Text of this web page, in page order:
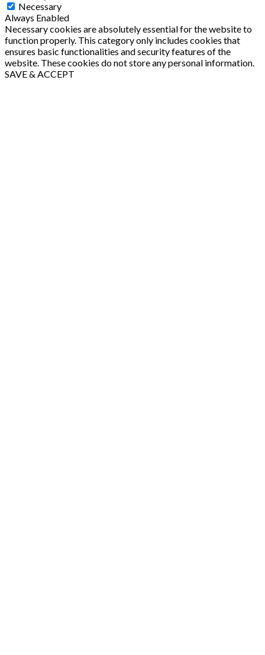
Necessary
Always Enabled
Necessary cookies are absolutely essential for the website to
function properly. This category only includes cookies that
ensures basic functionalities and security features of the
website. These cookies do not store any personal information.
SAVE & ACCEPT